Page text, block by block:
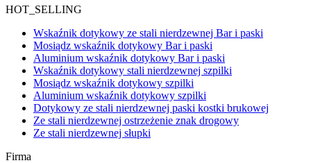
HOT_SELLING
Wskaźnik dotykowy ze stali nierdzewnej Bar i paski
Mosiądz wskaźnik dotykowy Bar i paski
Aluminium wskaźnik dotykowy Bar i paski
Wskaźnik dotykowy stali nierdzewnej szpilki
Mosiądz wskaźnik dotykowy szpilki
Aluminium wskaźnik dotykowy szpilki
Dotykowy ze stali nierdzewnej paski kostki brukowej
Ze stali nierdzewnej ostrzeżenie znak drogowy
Ze stali nierdzewnej słupki
Firma